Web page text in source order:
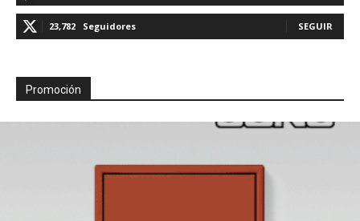
23,782 Seguidores SEGUIR
Promoción